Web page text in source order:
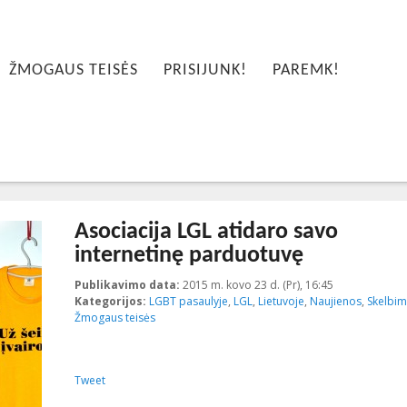
ŽMOGAUS TEISĖS PRISIJUNK! PAREMK!
Asociacija LGL atidaro savo
internetinę parduotuvę
Publikavimo data: 2015 m. kovo 23 d. (Pr), 16:45
Kategorijos: LGBT pasaulyje, LGL, Lietuvoje, Naujienos,
Žmogaus teisės
Tweet